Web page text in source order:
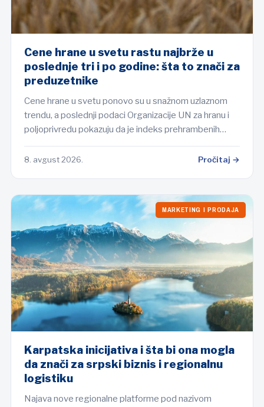
Cene hrane u svetu rastu najbrže u
poslednje tri i po godine: šta to znači za
preduzetnike
Cene hrane u svetu ponovo su u snažnom uzlaznom
trendu, a poslednji podaci Organizacije UN za hranu i
poljoprivredu pokazuju da je indeks prehrambenih…
8. avgust 2026. Pročitaj →
MARKETING I PRODAJA
Karpatska inicijativa i šta bi ona mogla
da znači za srpski biznis i regionalnu
logistiku
Najava nove regionalne platforme pod nazivom